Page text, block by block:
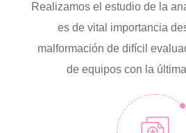
Realizamos el estudio de la
es de vital importancia
malformación de difícil
de equipos con la